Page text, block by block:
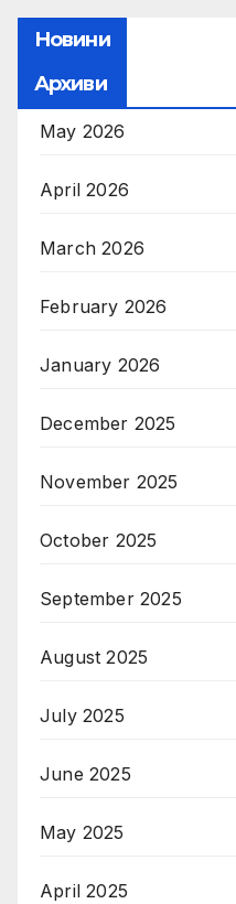
Новини
Архиви
May 2026
April 2026
March 2026
February 2026
January 2026
December 2025
November 2025
October 2025
September 2025
August 2025
July 2025
June 2025
May 2025
April 2025